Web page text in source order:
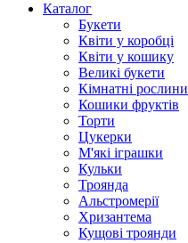
Каталог
Букети
Квіти у коробці
Квіти у кошику
Великі букети
Кімнатні рослини
Кошики фруктів
Торти
Цукерки
М'які іграшки
Кульки
Троянда
Альстромерії
Хризантема
Кущові троянди